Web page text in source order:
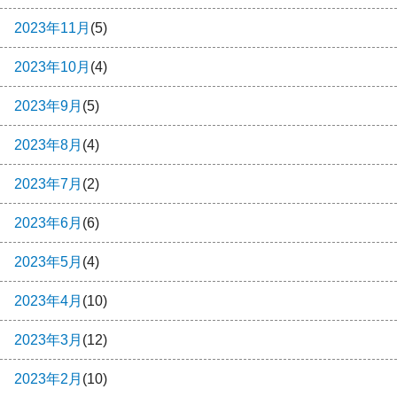
2023年11月 (5)
2023年10月 (4)
2023年9月 (5)
2023年8月 (4)
2023年7月 (2)
2023年6月 (6)
2023年5月 (4)
2023年4月 (10)
2023年3月 (12)
2023年2月 (10)